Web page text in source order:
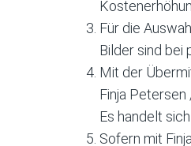
Für die
Bilder sind bei
Mit der
Finja
Es handelt
Sofern mit